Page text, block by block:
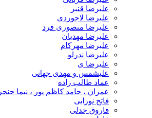
علیرضا قنبر
علیرضا لاجوردی
علیرضا منصوری فرد
علیرضا مهدیان
علیرضا مهرکام
علیرضا ندرلو
علیرضا ی
علیشمس و مهدی جهانی
عماد طالب زاده
عمران ، حامد کاظم پور ، نیما حنجر
فاتح نورایی
فاروق جدلی